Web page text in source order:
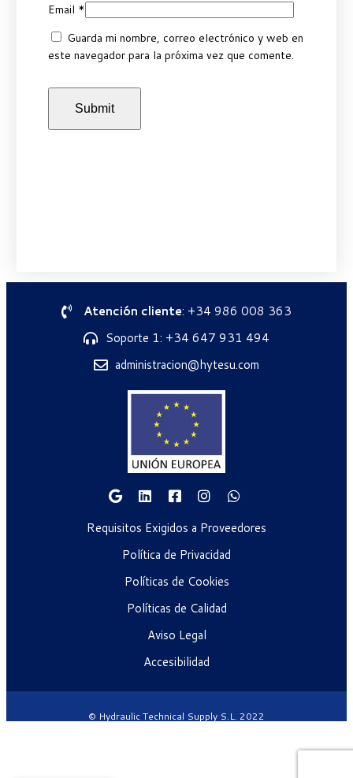
Email *
Guarda mi nombre, correo electrónico y web en
este navegador para la próxima vez que comente.
Atención cliente: +34 986 008 363
Soporte 1: +34 647 931 494
administracion@hytesu.com
Requisitos Exigidos a Proveedores
Política de Privacidad
Políticas de Cookies
Políticas de Calidad
Aviso Legal
Accesibilidad
© Hydraulic Technical Supply S.L. 2022